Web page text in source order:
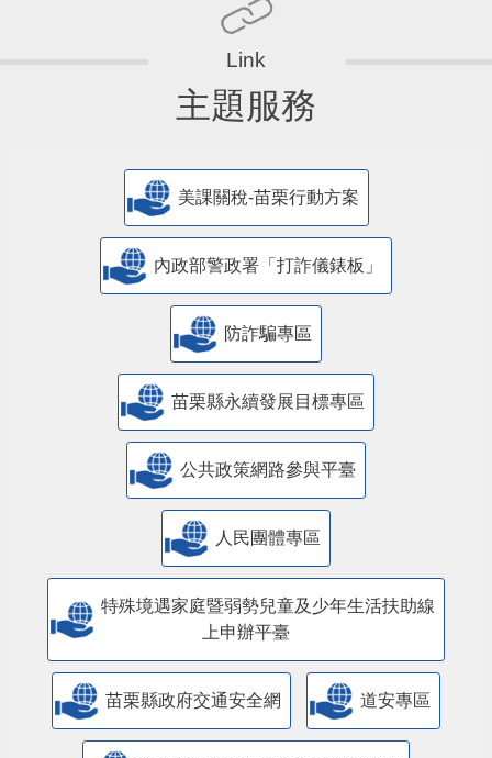
主題服務
美課關稅-苗栗行動方案
內政部警政署「打詐儀錶板」
防詐騙專區
苗栗縣永續發展目標專區
公共政策網路參與平臺
人民團體專區
特殊境遇家庭暨弱勢兒童及少年生活扶助線
上申辦平臺
苗栗縣政府交通安全網 道安專區